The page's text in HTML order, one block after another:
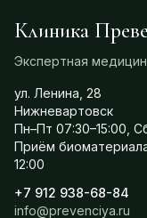
Клиника
Экспертная
ул. Ленина, 28
Нижневартовск
Пн–Пт 07:30–15:00,
Приём
12:00
+7 912 938-68-84
info@prevenciya.ru